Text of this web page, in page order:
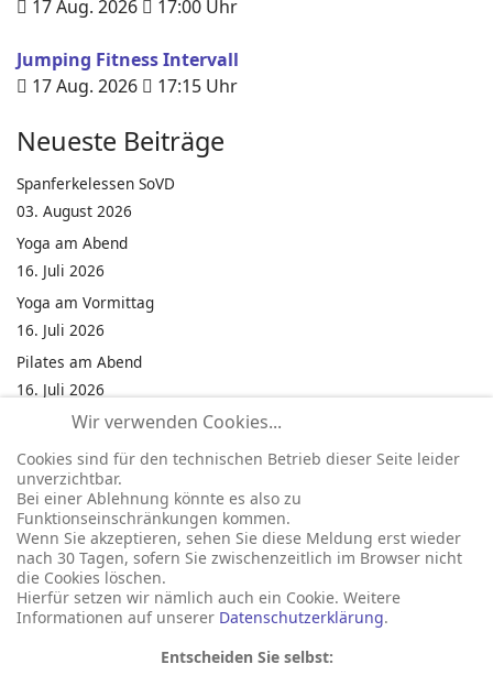
17 Aug. 2026
17:00 Uhr
Jumping Fitness Intervall
17 Aug. 2026
17:15 Uhr
Neueste Beiträge
Spanferkelessen SoVD
03. August 2026
Yoga am Abend
16. Juli 2026
Yoga am Vormittag
16. Juli 2026
Pilates am Abend
16. Juli 2026
Jumping Fitness Intervall
16. Juli 2026
Jumping Fitness Erwachsene
16. Juli 2026
Kinderfest in Neukirchen
16. Juli 2026
Wir verwenden Cookies...
Cookies sind für den technischen Betrieb dieser Seite leider
unverzichtbar.
Bei einer Ablehnung könnte es also zu
Funktionseinschränkungen kommen.
Wenn Sie akzeptieren, sehen Sie diese Meldung erst wieder
nach 30 Tagen, sofern Sie zwischenzeitlich im Browser nicht
die Cookies löschen.
Hierfür setzen wir nämlich auch ein Cookie. Weitere
Informationen auf unserer Datenschutzerklärung.
Entscheiden Sie selbst: